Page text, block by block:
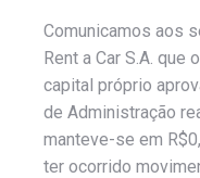
Comunicamos aos
Rent a Car S.A. que
capital próprio
de Administração
manteve-se em
ter ocorrido